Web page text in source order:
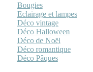
Bougies
Eclairage et lampes
Déco vintage
Déco Halloween
Déco de Noël
Déco romantique
Déco Pâques